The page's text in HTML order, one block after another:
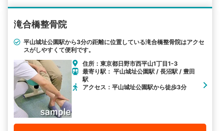
滝合橋整骨院
平山城址公園駅から3分の距離に位置している滝合橋整骨院はアクセ
スがしやすくて便利です。
住所：東京都日野市西平山1丁目1-3
最寄り駅： 平山城址公園駅 / 長沼駅 / 豊田
駅
アクセス：平山城址公園駅から徒歩3分